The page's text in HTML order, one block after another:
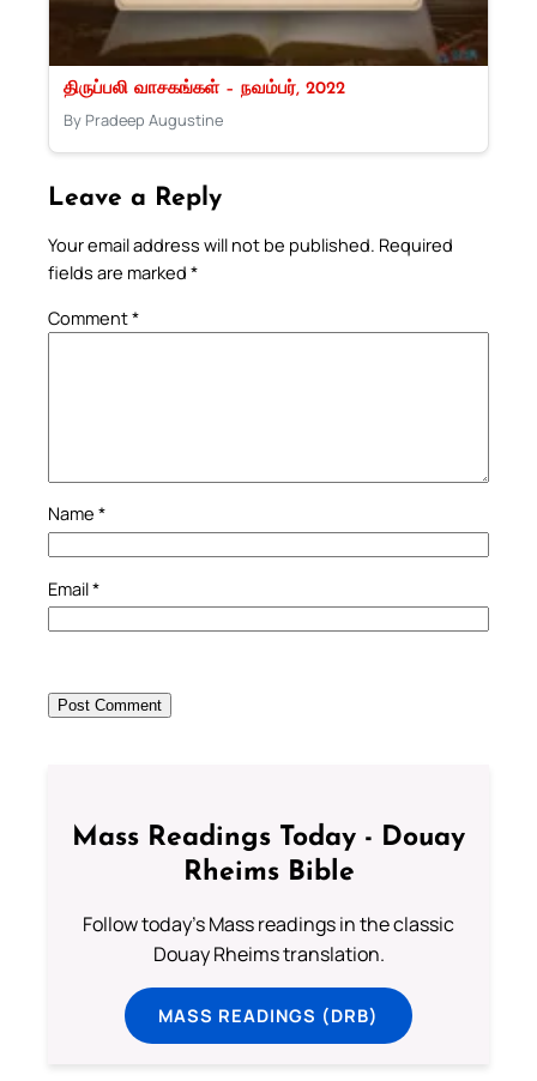
திருப்பலி வாசகங்கள் – நவம்பர், 2022
By Pradeep Augustine
Leave a Reply
Your email address will not be published. Required
fields are marked *
Comment*
Name *
Email*
Mass Readings Today - Douay
Rheims Bible
Follow today's Mass readings in the classic
Douay Rheims translation.
MASS READINGS (DRB)